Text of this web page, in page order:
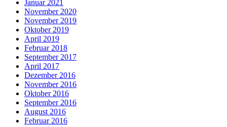
Januar 2021
November 2020
November 2019
Oktober 2019
April 2019
Februar 2018
September 2017
April 2017
Dezember 2016
November 2016
Oktober 2016
September 2016
August 2016
Februar 2016